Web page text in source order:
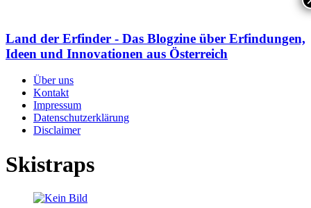
Land der Erfinder - Das Blogzine über Erfindungen,
Ideen und Innovationen aus Österreich
Über uns
Kontakt
Impressum
Datenschutzerklärung
Disclaimer
Skistraps